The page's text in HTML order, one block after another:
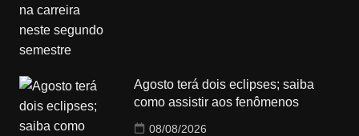
Agosto terá dois eclipses; saiba
como assistir aos fenômenos
08/08/2026